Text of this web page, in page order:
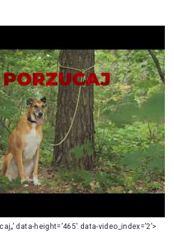
data-height=’465′ data-video_index=’2’>